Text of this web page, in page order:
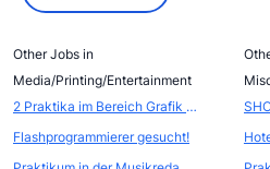
Other Jobs in
Media/Printing/Entertainment
2 Praktika im Bereich Grafik / Marketing / Produkt-Management / Office
Flashprogrammierer gesucht!